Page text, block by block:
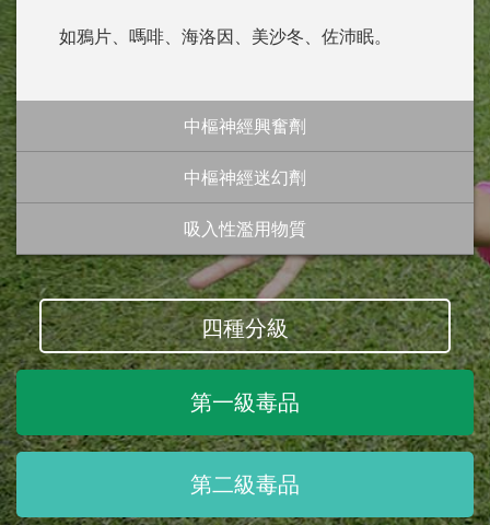
如鴉片、嗎啡、海洛因、美沙冬、佐沛眠。
中樞神經興奮劑
中樞神經迷幻劑
吸入性濫用物質
四種分級
第一級毒品
第二級毒品